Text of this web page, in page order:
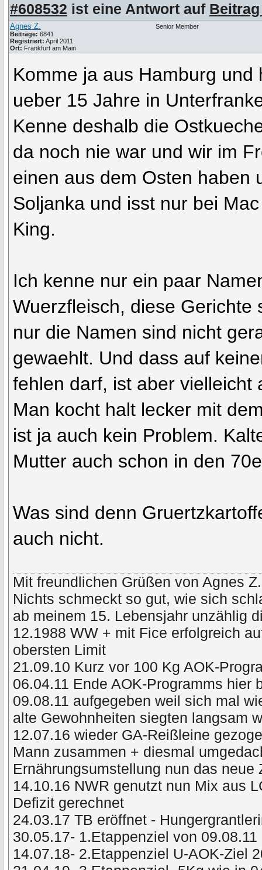
#608532 ist eine Antwort auf Beitrag
Agnes Z.
Beiträge: 6841
Registriert: April 2011
Ort: Frankfurt am Main
Senior Member
Komme ja aus Hamburg und
ueber 15 Jahre in
Kenne deshalb die
da noch nie war und wir im
einen aus dem Osten haben
Soljanka und isst nur bei
King.
Ich kenne nur ein paar
Wuerzfleisch, diese Gerichte
nur die Namen sind nicht
gewaehlt. Und dass auf
fehlen darf, ist aber vielleicht
Man kocht halt lecker mit
ist ja auch kein Problem.
Mutter auch schon in den
Was sind denn
auch nicht.
Mit freundlichen Grüßen von Agnes Z.
Nichts schmeckt so gut, wie sich
ab meinem 15. Lebensjahr unzählig
12.1988 WW + mit Fice erfolgreich
obersten Limit
21.09.10 Kurz vor 100 Kg AOK-
06.04.11 Ende AOK-Programms hier
09.08.11 aufgegeben weil sich mal
alte Gewohnheiten siegten langsam
12.07.16 wieder GA-Reißleine
Mann zusammen + diesmal
Ernährungsumstellung nun das neue
14.10.16 NWR genutzt nun Mix aus
Defizit gerechnet
24.03.17 TB eröffnet -
30.05.17- 1.Etappenziel von 09.08.11
14.07.18- 2.Etappenziel U-AOK-Ziel